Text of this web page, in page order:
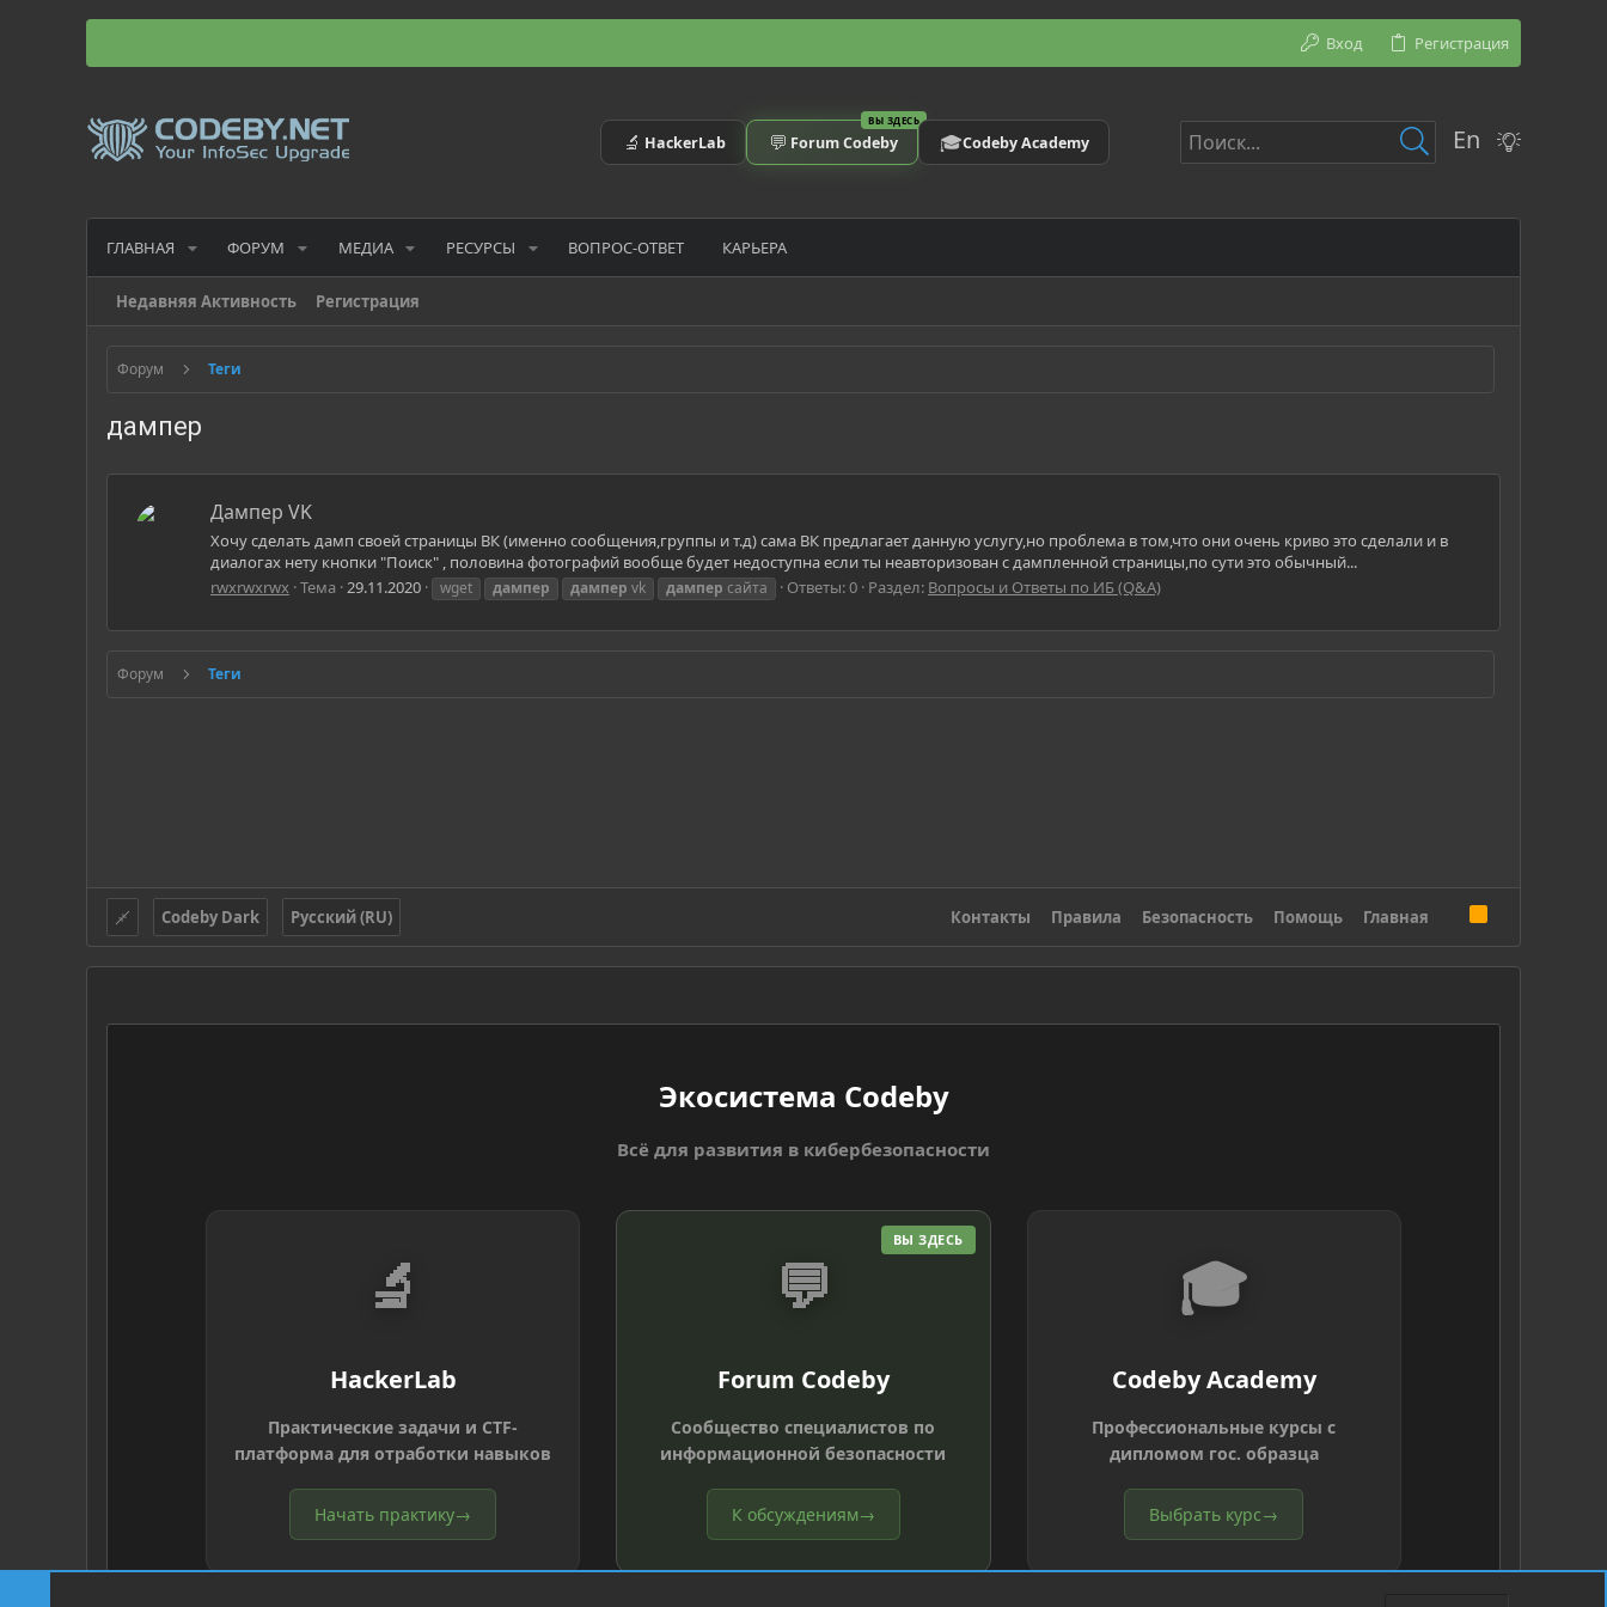
Вход Регистрация
🔬 HackerLab
ВЫ ЗДЕСЬ
💬 Forum Codeby 🎓Codeby Academy En
ГЛАВНАЯ ФОРУМ МЕДИА РЕСУРСЫ ВОПРОС-ОТВЕТ КАРЬЕРА
Недавняя Активность Регистрация
Форум Теги
дампер
Дампер VK
Хочу сделать дамп своей страницы ВК (именно сообщения,группы и т.д) сама ВК предлагает данную услугу,но проблема в том,что они очень криво это сделали и в
диалогах нету кнопки "Поиск" , половина фотографий вообще будет недоступна если ты неавторизован с дампленной страницы,по сути это обычный...
rwxrwxrwx Тема 29.11.2020 wget дампер дампер vk дампер сайта Ответы: 0 Раздел: Вопросы и Ответы по ИБ (Q&A)
Форум Теги
Codeby Dark Русский (RU) Контакты Правила Безопасность Помощь Главная
S
Экосистема Codeby
Всё для развития в кибербезопасности
🔬
HackerLab
Практические задачи и CTF-
платформа для отработки навыков
Начать практику→
ВЫ ЗДЕСЬ
💬
Forum Codeby
Сообщество специалистов по
информационной безопасности
К обсуждениям→
🎓
Codeby Academy
Профессиональные курсы с
дипломом гос. образца
Выбрать курс→